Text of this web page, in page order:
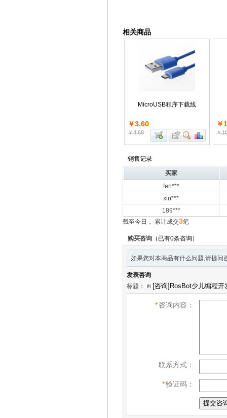
相关商品
MicroUSB程序下载线
￥3.60
￥4.68
￥
￥
销售记录
买家
fen***
xin***
189***
截至今日， 累计成交3笔
购买咨询 （已有0条咨询）
如果您对本商品有什么问题,请提问
发表咨询
标题：
*咨询内容：
联系方式：
*验证码：